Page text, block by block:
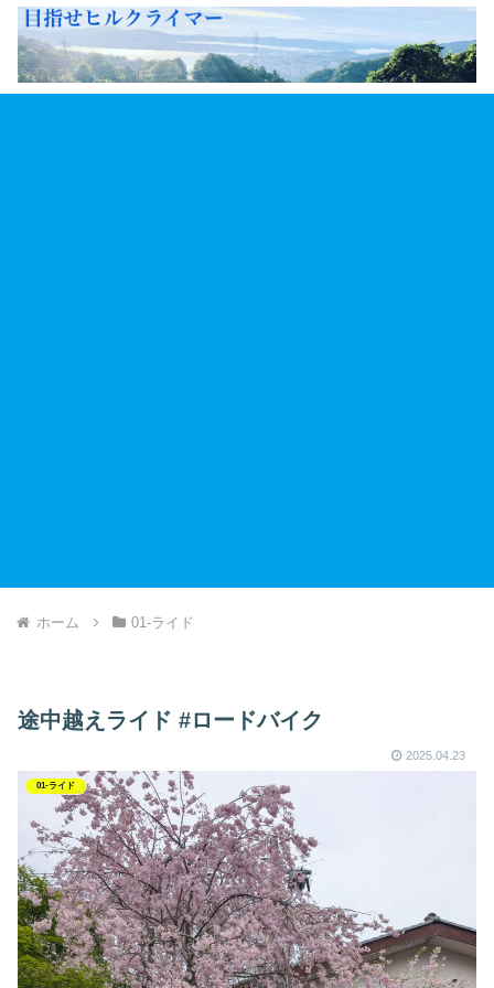
ホーム 01-ライド
途中越えライド #ロードバイク
2025.04.23
01-ライド